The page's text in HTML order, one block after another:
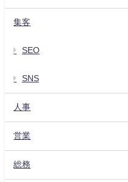
集客
SEO
SNS
人事
営業
総務